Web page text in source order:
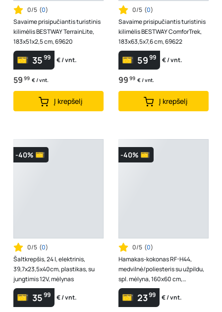
0/5 (0)
Savaime prisipučiantis turistinis
kilimėlis BESTWAY TerrainLite,
183x51x2,5 cm, 69620
3599 € / vnt.
59 99 € / vnt.
Į krepšelį
0/5 (0)
Savaime prisipučiantis turistinis
kilimėlis BESTWAY ComforTrek,
183x63,5x7,6 cm, 69622
5999 € / vnt.
99 99 € / vnt.
Į krepšelį
-40%
0/5 (0)
Šaltkrepšis, 24 l, elektrinis,
39,7x23,5x40cm, plastikas, su
jungtimis 12V, mėlynas
3599 € / vnt.
-40%
0/5 (0)
Hamakas-kokonas RF-H44,
medvilnė/poliesteris su užpildu,
spl. mėlyna, 160x60 cm,
maksimali apkrova 100 kg
2399 € / vnt.